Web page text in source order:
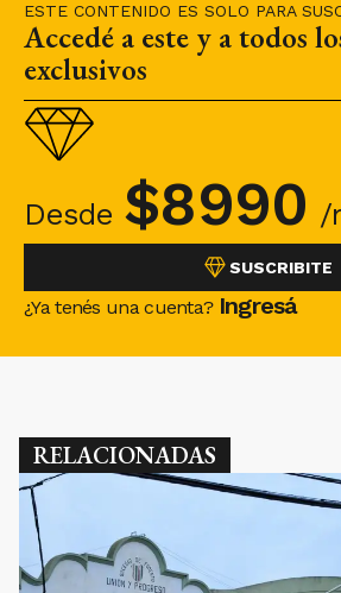
ESTE CONTENIDO ES SOLO PARA
Accedé a este y a todos
exclusivos
Desde $8990 /
SUSCRIBITE
¿Ya tenés una cuenta? Ingresá
RELACIONADAS